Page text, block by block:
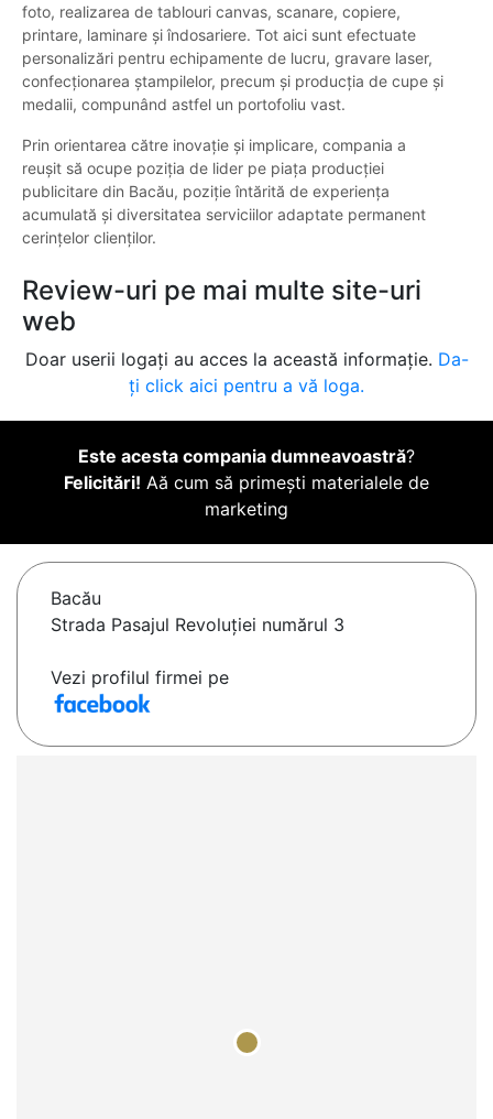
foto, realizarea de tablouri canvas, scanare, copiere,
printare, laminare și îndosariere. Tot aici sunt efectuate
personalizări pentru echipamente de lucru, gravare laser,
confecționarea ștampilelor, precum și producția de cupe și
medalii, compunând astfel un portofoliu vast.
Prin orientarea către inovație și implicare, compania a
reușit să ocupe poziția de lider pe piața producției
publicitare din Bacău, poziție întărită de experiența
acumulată și diversitatea serviciilor adaptate permanent
cerințelor clienților.
Review-uri pe mai multe site-uri
web
Doar userii logați au acces la această informație. Da-
ți click aici pentru a vă loga.
Este acesta compania dumneavoastră?
Felicitări! Aă cum să primești materialele de
marketing
Bacău
Strada Pasajul Revoluției numărul 3
Vezi profilul firmei pe